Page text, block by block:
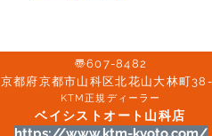
〠607-8482
京都府京都市山科区北花山大林町
KTM正規ディーラー
ベイシストオート山科店